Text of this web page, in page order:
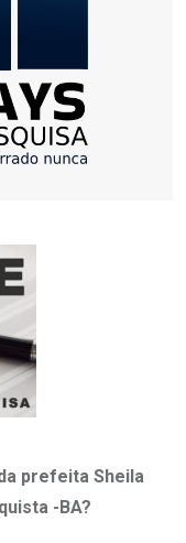
prefeita Sheila
-BA?